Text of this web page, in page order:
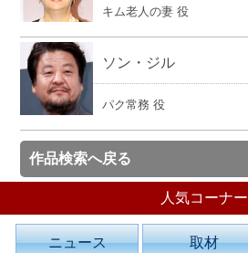
キム老人の妻 役
ソン・ジル
パク常務 役
作品検索へ戻る
人気コーナー
ニュース 取材